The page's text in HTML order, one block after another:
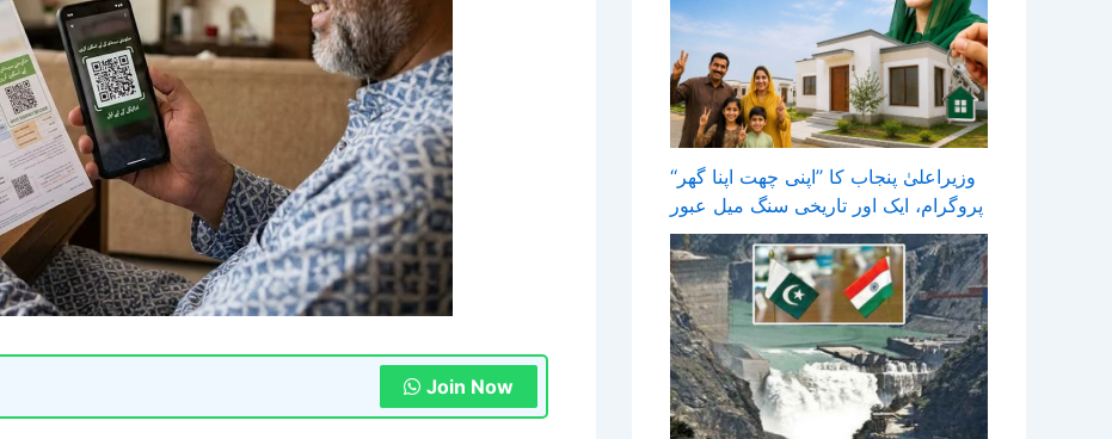
Join Now
وزیراعلیٰ پنجاب کا ’’اپنی چھت اپنا گھر‘‘
پروگرام، ایک اور تاریخی سنگ میل عبور